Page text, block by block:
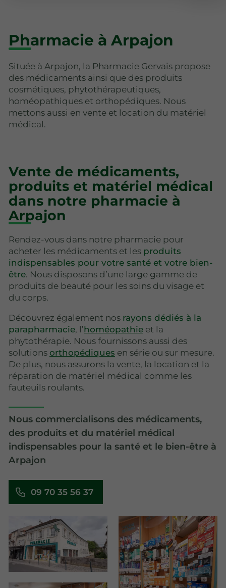
Pharmacie à Arpajon
Située à Arpajon, la Pharmacie Gervais propose
des médicaments ainsi que des produits
cosmétiques, phytothérapeutiques,
homéopathiques et orthopédiques. Nous
mettons aussi en vente et location du matériel
médical.
Vente de médicaments,
produits et matériel médical
dans notre pharmacie à
Arpajon
Rendez-vous dans notre pharmacie pour
acheter les médicaments et les produits
indispensables pour votre santé et votre bien-
être. Nous disposons d’une large gamme de
produits de beauté pour les soins du visage et
du corps.
Découvrez également nos rayons dédiés à la
parapharmacie, l’homéopathie et la
phytothérapie. Nous fournissons aussi des
solutions orthopédiques en série ou sur mesure.
De plus, nous assurons la vente, la location et la
réparation de matériel médical comme les
fauteuils roulants.
Nous commercialisons des médicaments,
des produits et du matériel médical
indispensables pour la santé et le bien-être à
Arpajon
09 70 35 56 37